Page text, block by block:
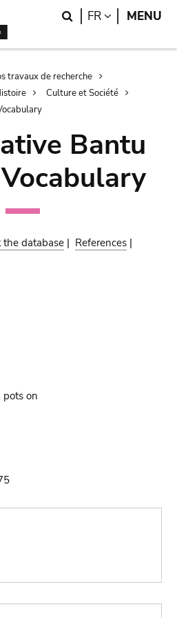
Search
FR LANGUAGE
MENU
travaux de recherche
Culture et Société
Bantu
the database | References |
on